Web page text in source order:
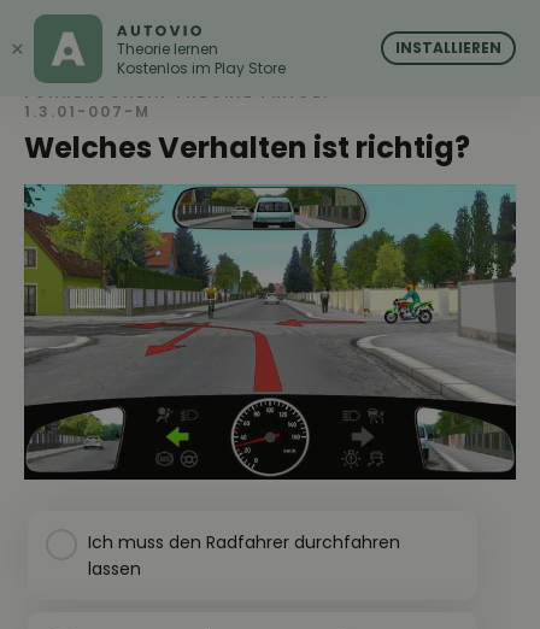
AUTOVIO
Welches Verhalten ist richtig?
FÜHRERSCHEIN THEORIE FRAGE:
1.3.01-007-M
Ich muss den Radfahrer durchfahren
lassen
× AUTOVIO
Theorie lernen
Kostenlos im Play Store
INSTALLIEREN